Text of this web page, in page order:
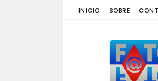
INICIO SOBRE